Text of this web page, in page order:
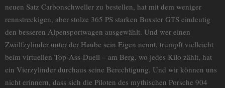
neuen Satz Carbonschweller zu bestellen, hat mit dem weniger
rennstreckigen, aber stolze 365 PS starken Boxster GTS eindeutig
den besseren Alpensportwagen ausgewählt. Und wer einen
Zwölfzylinder unter der Haube sein Eigen nennt, trumpft vielleicht
beim virtuellen Top-Ass-Duell – am Berg, wo jedes Kilo zählt, hat
ein Vierzylinder durchaus seine Berechtigung. Und wir können uns
nicht erinnern, dass sich die Piloten des mythischen Porsche 904